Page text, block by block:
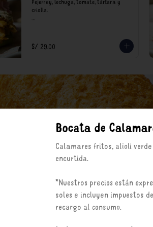
Pejerrey, lechuga, tomate, tártara y
criolla.
recargo al consumo.
S/ 29.00
Bocata de
Calamares fritos, alioli
encurtida.
*Nuestros precios están
soles e incluyen impuestos
recargo al consumo.